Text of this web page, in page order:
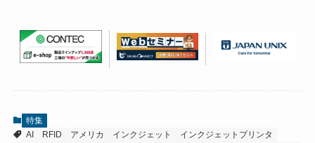
特集
AI
RFID アメリカ インクジェット
インクジェットプリンタ